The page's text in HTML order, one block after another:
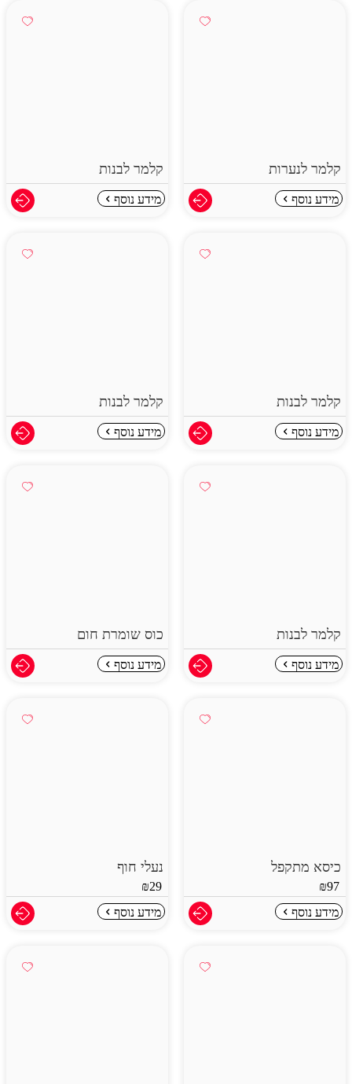
קלמר לנערות
מידע נוסף
קלמר לבנות
מידע נוסף
קלמר לבנות
מידע נוסף
קלמר לבנות
מידע נוסף
קלמר לבנות
מידע נוסף
כוס שומרת חום
מידע נוסף
כיסא מתקפל
₪97
מידע נוסף
נעלי חוף
₪29
מידע נוסף